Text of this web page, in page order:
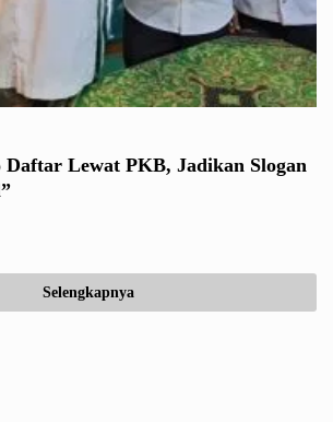
Daftar Lewat PKB, Jadikan Slogan
Selengkapnya